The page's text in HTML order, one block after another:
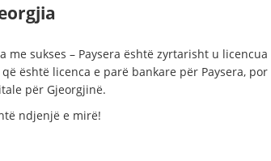
sukses – Paysera është zyrtarisht u licencua
është licenca e parë bankare për Paysera, por
për Gjeorgjinë.
ndjenjë e mirë!